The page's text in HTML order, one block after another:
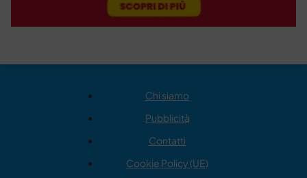
Chi siamo
Pubblicità
Contatti
Cookie Policy (UE)